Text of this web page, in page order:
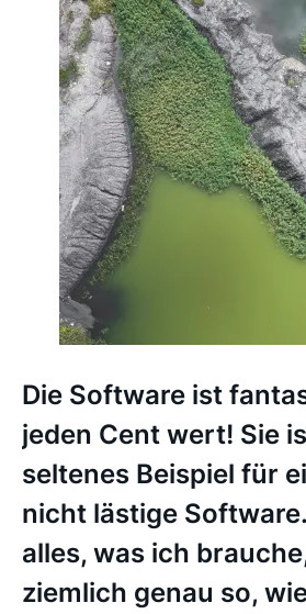
Die Software ist
jeden Cent wert! Sie
seltenes Beispiel für
nicht lästige
alles, was ich
ziemlich genau so,